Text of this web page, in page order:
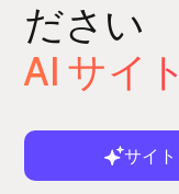
ださい
AI サイ
サイ